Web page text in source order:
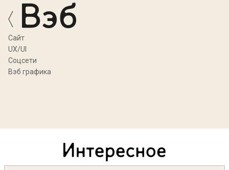
Cайт
UX/UI
Соцсети
Вэб графика